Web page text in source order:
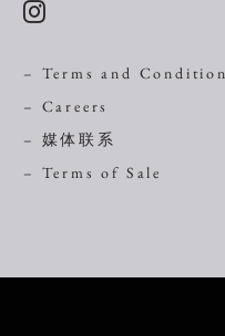
– Terms and
– Careers
– 媒体联系
– Terms of Sale